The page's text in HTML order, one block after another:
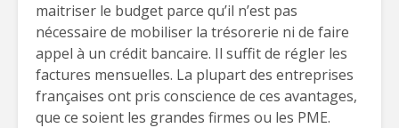
maitriser le budget parce qu’il n’est pas
nécessaire de mobiliser la trésorerie ni de faire
appel à un crédit bancaire. Il suffit de régler les
factures mensuelles. La plupart des entreprises
françaises ont pris conscience de ces avantages,
que ce soient les grandes firmes ou les PME.